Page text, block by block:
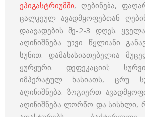
ეპიგასტრიუმში, ღებინება,
ცალკეულ ავადმყოფებთან
დაავადების მე-2-3 დღეს.
აღინიშნება უხვი წყლიანი
სუნით. დამახასიათებელია
ყურყური. დეფეკაციის
იმპერატულ ხასიათს, ცრუ
აღინიშნება. ზოგიერთ
აღინიშნება ლორწო და სისხლი,